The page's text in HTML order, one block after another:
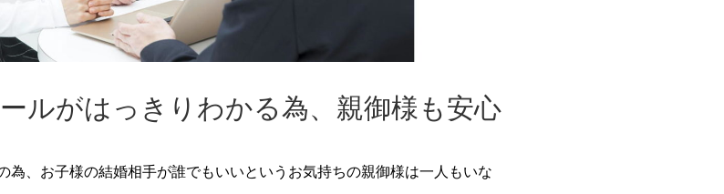
ルがはっきりわかる為、親御様も安心
為、お子様の結婚相手が誰でもいいというお気持ちの親御様は一人もいな